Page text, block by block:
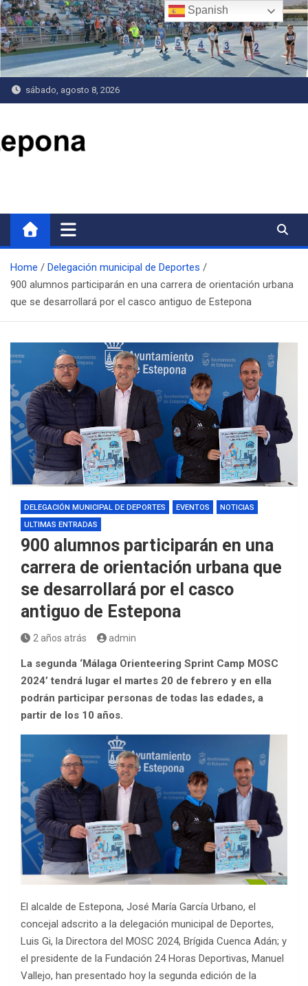
Saltar
al
contenido
sábado, agosto 8, 2026
Home
Delegación municipal de Deportes
900 alumnos participarán en una carrera de orientación urbana
que se desarrollará por el casco antiguo de Estepona
DELEGACIÓN MUNICIPAL DE DEPORTES EVENTOS
NOTICIAS
ULTIMAS ENTRADAS
900 alumnos participarán en una
carrera de orientación urbana que
se desarrollará por el casco
antiguo de Estepona
2 años atrás admin
La segunda ‘Málaga Orienteering Sprint Camp MOSC
2024’ tendrá lugar el martes 20 de febrero y en ella
podrán participar personas de todas las edades, a
partir de los 10 años.
El alcalde de Estepona, José María García Urbano, el
concejal adscrito a la delegación municipal de Deportes,
Luis Gi, la Directora del MOSC 2024, Brígida Cuenca Adán; y
el presidente de la Fundación 24 Horas Deportivas, Manuel
Vallejo, han presentado hoy la segunda edición de la
Spanish